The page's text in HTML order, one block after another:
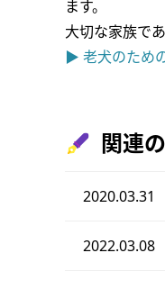
ます。
大切な家族で
▶ 老犬のため
関連
2020.03.31
2022.03.08